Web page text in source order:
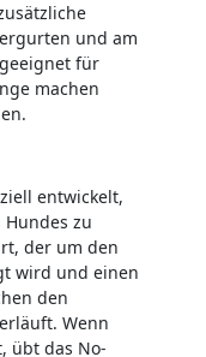
und am
für
machen
entwickelt,
Hundes zu
der um den
wird und einen
den
Wenn
übt das No-